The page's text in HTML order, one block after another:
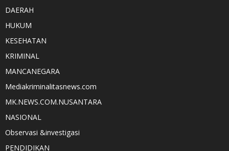
DAERAH
HUKUM
KESEHATAN
KRIMINAL
MANCANEGARA
Mediakriminalitasnews.com
MK.NEWS.COM.NUSANTARA
NASIONAL
Observasi &investigasi
PENDIDIKAN